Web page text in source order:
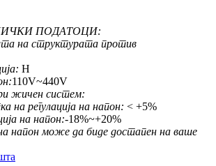
ПОДАТОЦИ:
на структурата против
H
110V~440V
жичен систем:
на регулација на напон: < +5%
на напон:-18%~+20%
напон може да биде достапен на ваше